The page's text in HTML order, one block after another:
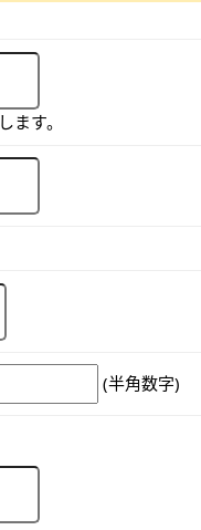
す。
(半角数字)